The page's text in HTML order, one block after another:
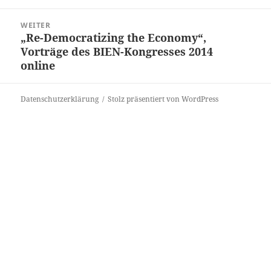
WEITER
Nächster
Beitrag:
„Re-Democratizing the Economy“,
Vorträge des BIEN-Kongresses 2014
online
Datenschutzerklärung Stolz präsentiert von WordPress